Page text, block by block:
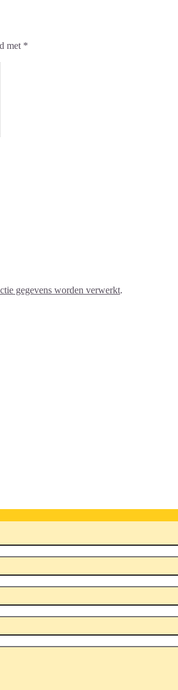
met *
gegevens worden verwerkt.